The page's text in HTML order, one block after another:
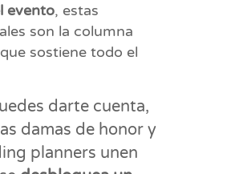
evento, estas
son la columna
sostiene todo el
darte cuenta,
damas de honor y
planners unen